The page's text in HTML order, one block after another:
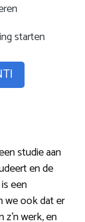
starten
studie aan
en de
een
we ook dat er
werk, en